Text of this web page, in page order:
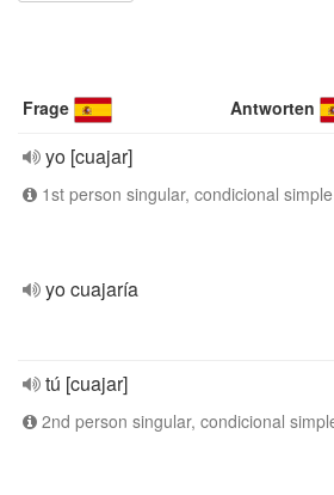
Frage Antworten
yo [cuajar]
1st person singular, condicional simple
yo cuajaría
tú [cuajar]
2nd person singular, condicional